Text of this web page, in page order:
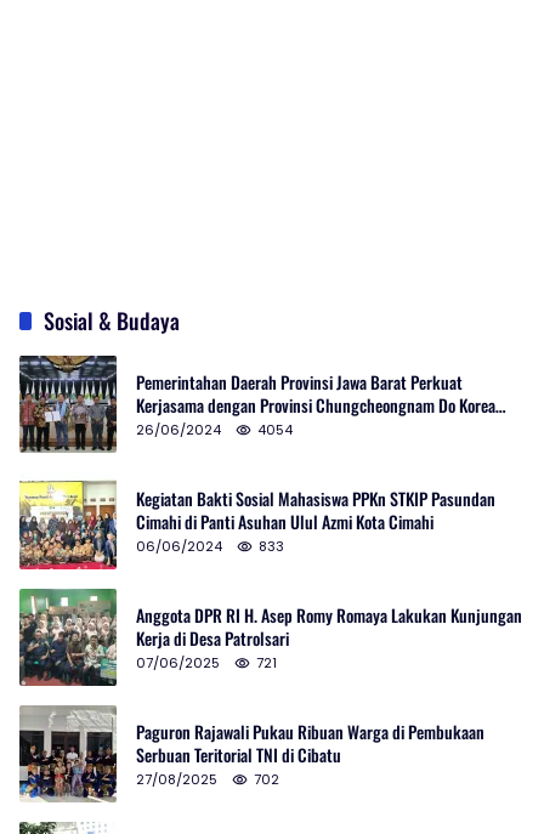
Sosial & Budaya
Pemerintahan Daerah Provinsi Jawa Barat Perkuat
Kerjasama dengan Provinsi Chungcheongnam Do Korea
Selatan
26/06/2024 4054
Kegiatan Bakti Sosial Mahasiswa PPKn STKIP Pasundan
Cimahi di Panti Asuhan Ulul Azmi Kota Cimahi
06/06/2024 833
Anggota DPR RI H. Asep Romy Romaya Lakukan Kunjungan
Kerja di Desa Patrolsari
07/06/2025 721
Paguron Rajawali Pukau Ribuan Warga di Pembukaan
Serbuan Teritorial TNI di Cibatu
27/08/2025 702